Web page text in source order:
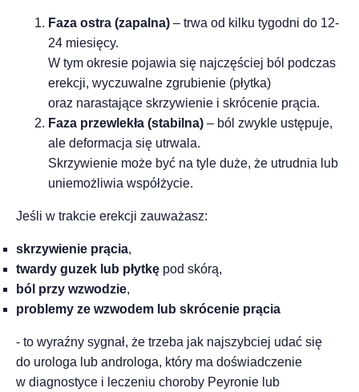
Faza ostra (zapalna) – trwa od kilku tygodni do 12-
24 miesięcy.
W tym okresie pojawia się najczęściej ból podczas
erekcji, wyczuwalne zgrubienie (płytka)
oraz narastające skrzywienie i skrócenie prącia.
Faza przewlekła (stabilna) – ból zwykle ustępuje,
ale deformacja się utrwala.
Skrzywienie może być na tyle duże, że utrudnia lub
uniemożliwia współżycie.
Jeśli w trakcie erekcji zauważasz:
skrzywienie prącia,
twardy guzek lub płytkę pod skórą,
ból przy wzwodzie,
problemy ze wzwodem lub skrócenie prącia
- to wyraźny sygnał, że trzeba jak najszybciej udać się
do urologa lub androloga, który ma doświadczenie
w diagnostyce i leczeniu choroby Peyronie lub